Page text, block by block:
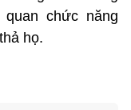
chức năng
họ.